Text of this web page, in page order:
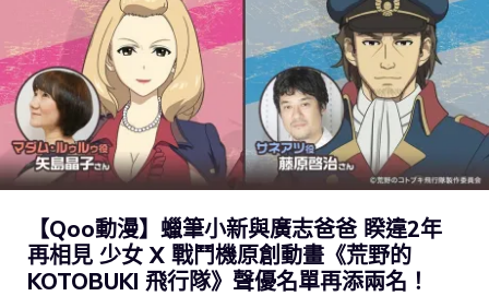
【Qoo動漫】蠟筆小新與廣志爸爸 睽違2年
再相見 少女 X 戰鬥機原創動畫《荒野的
KOTOBUKI 飛行隊》聲優名單再添兩名！